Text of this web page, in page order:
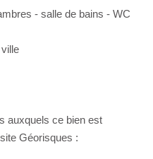
- salle de bains - WC
auxquels ce bien est
Géorisques :